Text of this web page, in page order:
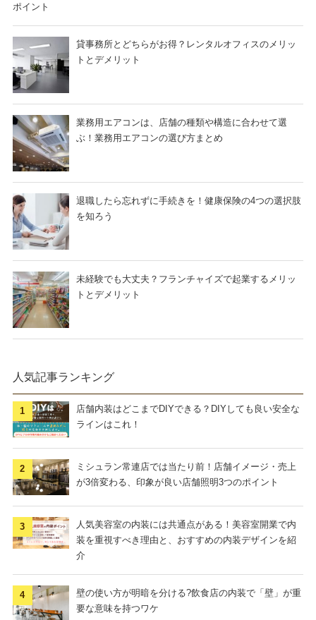
ポイント
貸事務所とどちらがお得？レンタルオフィスのメリッ
トとデメリット
業務用エアコンは、店舗の種類や構造に合わせて選
ぶ！業務用エアコンの選び方まとめ
退職したら忘れずに手続きを！健康保険の4つの選択肢
を知ろう
未経験でも大丈夫？フランチャイズで起業するメリッ
トとデメリット
人気記事ランキング
店舗内装はどこまでDIYできる？DIYしても良い安全な
ラインはこれ！
ミシュラン常連店では当たり前！店舗イメージ・売上
が3倍変わる、印象が良い店舗照明3つのポイント
人気美容室の内装には共通点がある！美容室開業で内
装を重視すべき理由と、おすすめの内装デザインを紹
介
壁の使い方が明暗を分ける?飲食店の内装で「壁」が重
要な意味を持つワケ